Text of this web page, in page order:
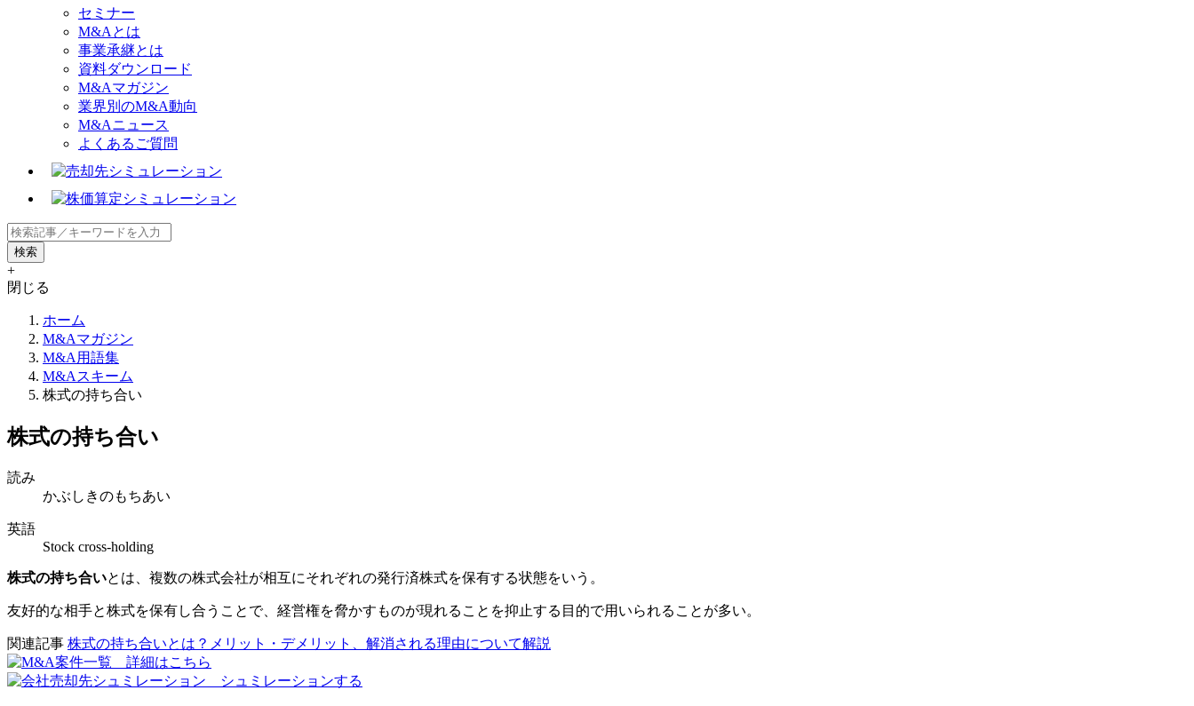
セミナー
M&Aとは
事業承継とは
資料ダウンロード
M&Aマガジン
業界別のM&A動向
M&Aニュース
よくあるご質問
+
閉じる
ホーム
M&Aマガジン
M&A用語集
M&Aスキーム
株式の持ち合い
株式の持ち合い
読み
かぶしきのもちあい
英語
Stock cross-holding
株式の持ち合いとは、複数の株式会社が相互にそれぞれの発行済株式を保有する状態をいう。
友好的な相手と株式を保有し合うことで、経営権を脅かすものが現れることを抑止する目的で用いられることが多い。
関連記事 株式の持ち合いとは？メリット・デメリット、解消される理由について解説